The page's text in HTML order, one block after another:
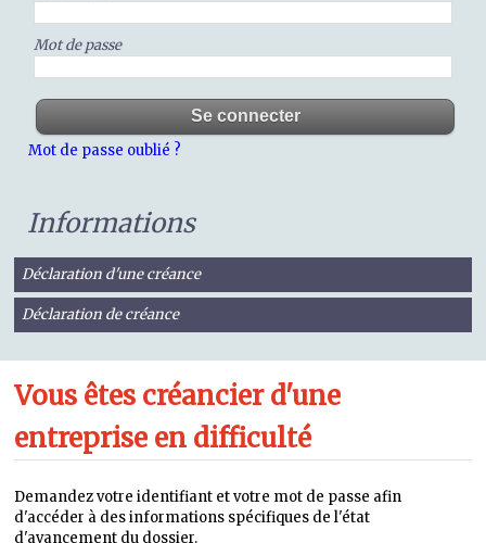
Mot de passe
Mot de passe oublié ?
Informations
Déclaration d'une créance
Déclaration de créance
Vous êtes créancier d'une
entreprise en difficulté
Demandez votre identifiant et votre mot de passe afin
d'accéder à des informations spécifiques de l'état
d'avancement du dossier.